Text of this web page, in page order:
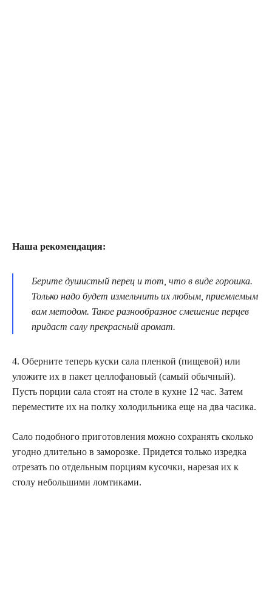
Наша рекомендация:
Берите душистый перец и тот, что в виде горошка.
Только надо будет измельчить их любым, приемлемым
вам методом. Такое разнообразное смешение перцев
придаст салу прекрасный аромат.
4. Оберните теперь куски сала пленкой (пищевой) или
уложите их в пакет целлофановый (самый обычный).
Пусть порции сала стоят на столе в кухне 12 час. Затем
переместите их на полку холодильника еще на два часика.
Сало подобного приготовления можно сохранять сколько
угодно длительно в заморозке. Придется только изредка
отрезать по отдельным порциям кусочки, нарезая их к
столу небольшими ломтиками.